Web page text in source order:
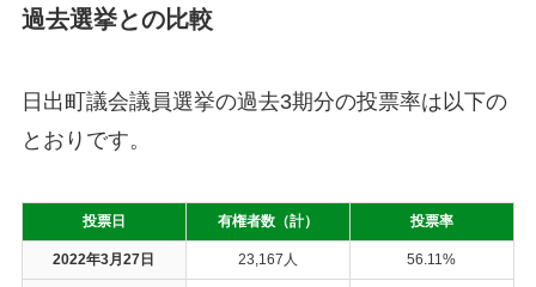
過去選挙との比較
日出町議会議員選挙の過去3期分の投票率は以下の
とおりです。
投票日 有権者数（計） 投票率
2022年3月27日 23,167人 56.11%